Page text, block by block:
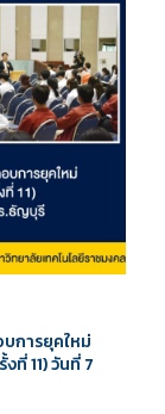
บการยุคใหม่
ที่ 11) วันที่ 7